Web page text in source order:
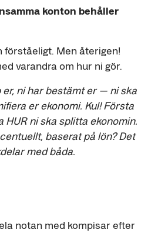
konton behåller
förståeligt. Men återigen!
varandra om hur ni gör.
er, ni har bestämt er — ni ska
er ekonomi. Kul! Första
ni ska splitta ekonomin.
baserat på lön? Det
med båda.
notan med kompisar efter